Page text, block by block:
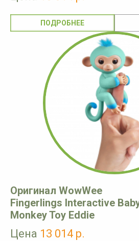
ПОДРОБНЕЕ
Оригинал WowWee
Fingerlings Interactive
Monkey Toy Eddie
Цена 13 014 р.